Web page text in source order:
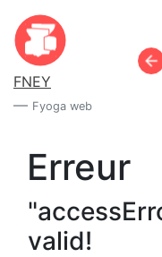
FNEY
Fyoga web
Erreur
valid!